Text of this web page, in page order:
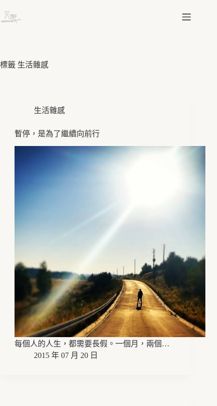
至
容
標籤 生活雜感
生活雜感
暫停，是為了繼續向前行
每個人的人生，都需要長假。一個月，兩個…
2015 年 07 月 20 日